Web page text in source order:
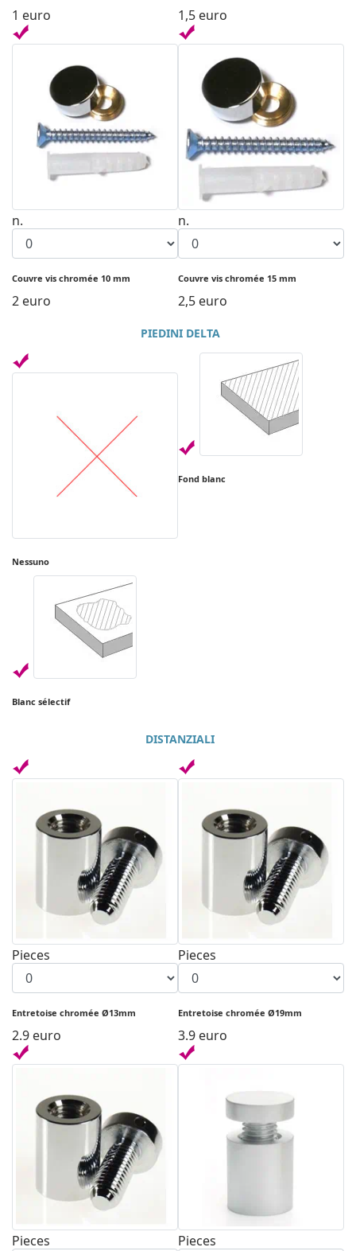
1 euro 1,5 euro
n.
Couvre vis chromée 10 mm
2 euro
n.
Couvre vis chromée 15 mm
2,5 euro
PIEDINI DELTA
Nessuno
Fond blanc
Blanc sélectif
DISTANZIALI
Pieces
Entretoise chromée Ø13mm
2.9 euro
Pieces
Entretoise chromée Ø19mm
3.9 euro
Pieces Pieces